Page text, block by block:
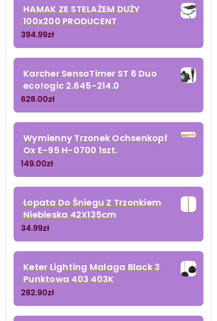
HAMAK ZE STELAŻEM DUŻY
100x200 PRODUCENT
394.99zł
Karcher SensoTimer ST 6 Duo
eco!ogic 2.645-214.0
628.00zł
Wymienny Trzonek Ochsenkopf
Ox E-95 H-0700 1szt.
149.00zł
Łopata Do Śniegu Z Trzonkiem
Niebieska 42X135cm
34.99zł
Keter Lighting Malaga Black 3
Punktowa 403 403K
282.90zł